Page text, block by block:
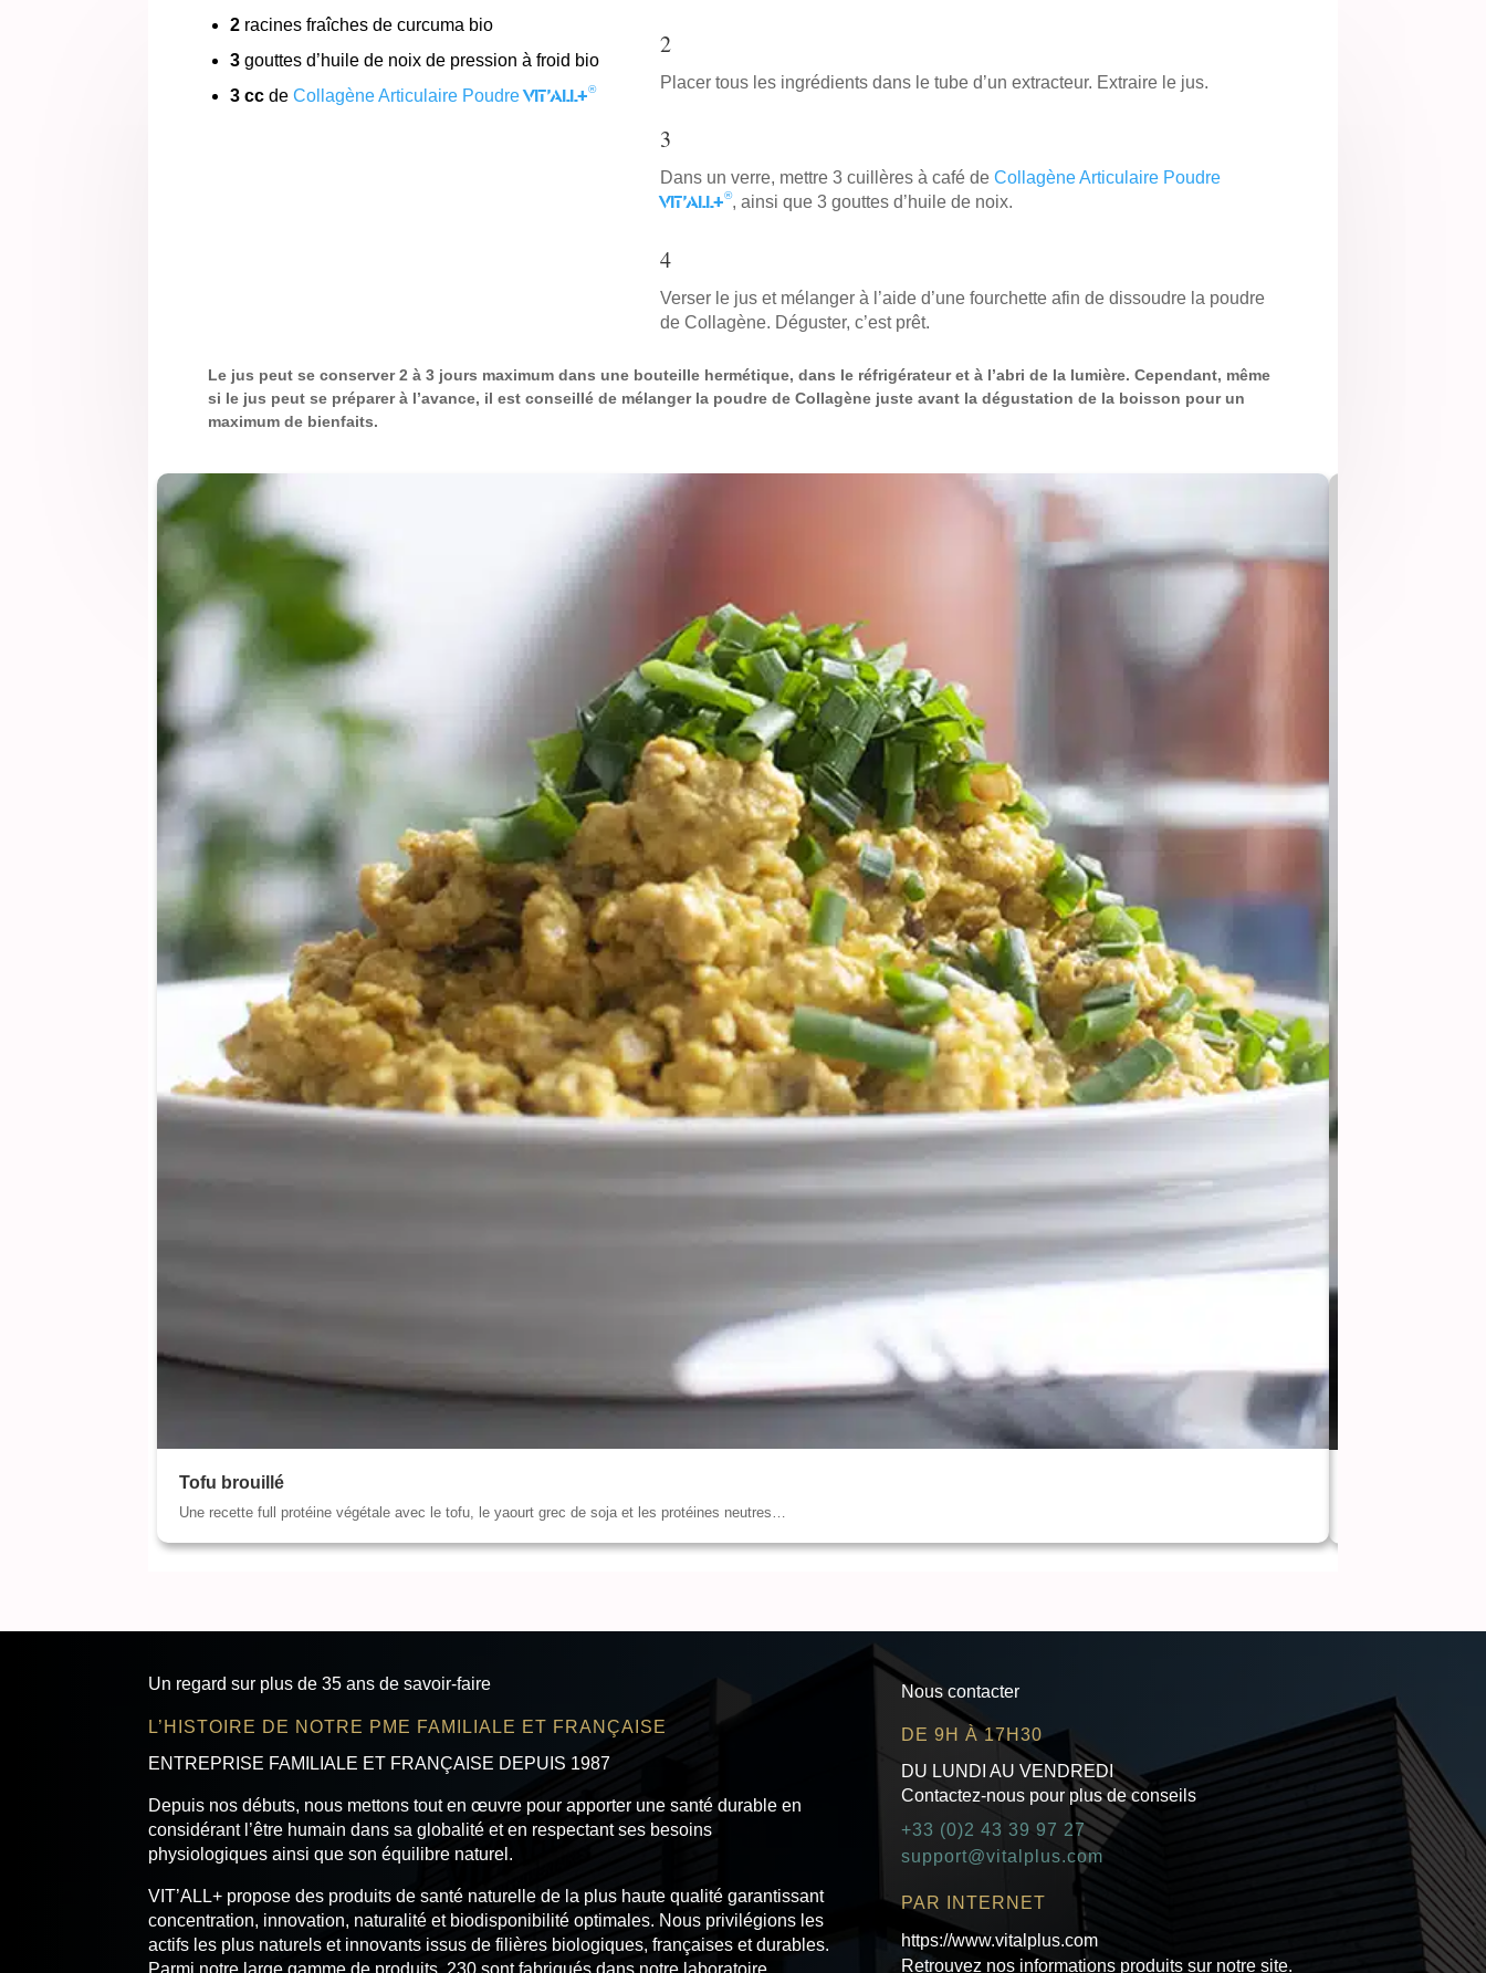
2 racines fraîches de curcuma bio
3 gouttes d’huile de noix de pression à froid bio
3 cc deCollagène Articulaire PoudreVit’All+®
2
Placer tous les ingrédients dans le tube d’un extracteur. Extraire le jus.
3
Dans un verre, mettre 3 cuillères à café deCollagène Articulaire Poudre
Vit’All+®, ainsi que 3 gouttes d’huile de noix.
4
Verser le jus et mélanger à l’aide d’une fourchette afin de dissoudre la poudre
de Collagène. Déguster, c’est prêt.
Le jus peut se conserver 2 à 3 jours maximum dans une bouteille hermétique, dans le réfrigérateur et à l’abri de la lumière. Cependant, même
si le jus peut se préparer à l’avance, il est conseillé de mélanger la poudre de Collagène juste avant la dégustation de la boisson pour un
maximum de bienfaits.
Tofu brouillé
Une recette full protéine végétale avec le tofu, le yaourt grec de soja et les protéines neutres…
Un regard sur plus de 35 ans de savoir-faire
L’HISTOIRE DE NOTRE PME FAMILIALE ET FRANÇAISE
ENTREPRISE FAMILIALE ET FRANÇAISE DEPUIS 1987
Depuis nos débuts, nous mettons tout en œuvre pour apporter une santé durable en
considérant l’être humain dans sa globalité et en respectant ses besoins
physiologiques ainsi que son équilibre naturel.
VIT’ALL+ propose des produits de santé naturelle de la plus haute qualité garantissant
concentration, innovation, naturalité et biodisponibilité optimales. Nous privilégions les
actifs les plus naturels et innovants issus de filières biologiques, françaises et durables.
Parmi notre large gamme de produits, 230 sont fabriqués dans notre laboratoire
Nous contacter
DE 9H À 17H30
DU LUNDI AU VENDREDI
Contactez-nous pour plus de conseils
+33 (0)2 43 39 97 27
support@vitalplus.com
PAR INTERNET
https://www.vitalplus.com
Retrouvez nos informations produits sur notre site.